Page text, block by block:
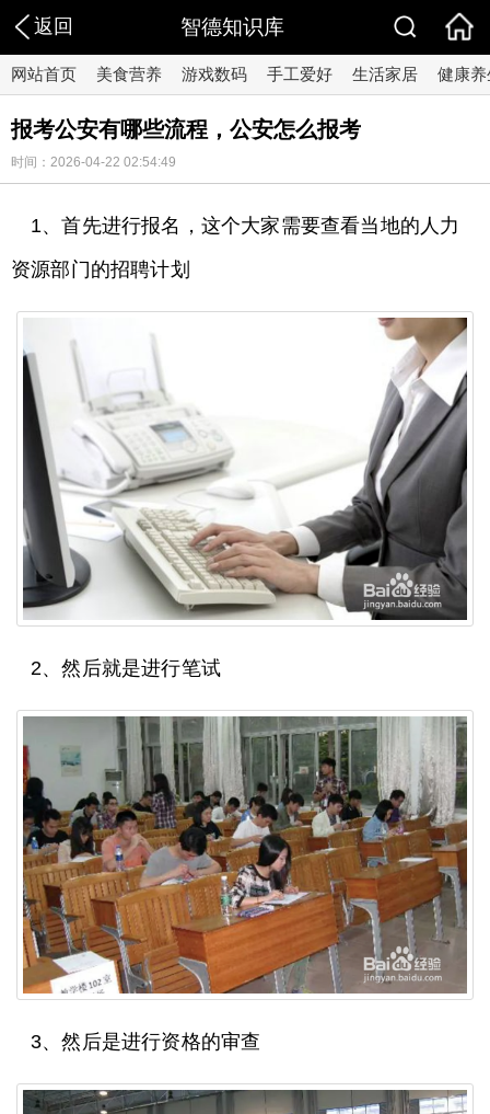
返回 智德知识库
网站首页 美食营养 游戏数码 手工爱好 生活家居 健康养
报考公安有哪些流程，公安怎么报考
时间：2026-04-22 02:54:49
1、首先进行报名，这个大家需要查看当地的人力
资源部门的招聘计划
2、然后就是进行笔试
3、然后是进行资格的审查